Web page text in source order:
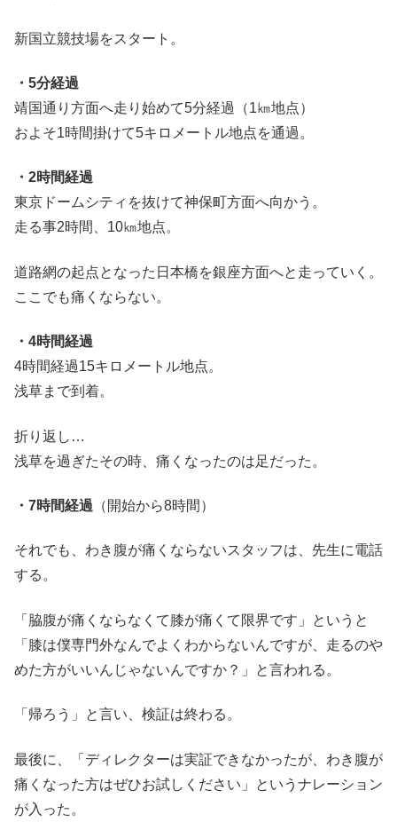
新国立競技場をスタート。
・5分経過
靖国通り方面へ走り始めて5分経過（1㎞地点）
およそ1時間掛けて5キロメートル地点を通過。
・2時間経過
東京ドームシティを抜けて神保町方面へ向かう。
走る事2時間、10㎞地点。
道路網の起点となった日本橋を銀座方面へと走っていく。
ここでも痛くならない。
・4時間経過
4時間経過15キロメートル地点。
浅草まで到着。
折り返し…
浅草を過ぎたその時、痛くなったのは足だった。
・7時間経過 （開始から8時間）
それでも、わき腹が痛くならないスタッフは、先生に電話
する。
「脇腹が痛くならなくて膝が痛くて限界です」というと
「膝は僕専門外なんでよくわからないんですが、走るのや
めた方がいいんじゃないんですか？」と言われる。
「帰ろう」と言い、検証は終わる。
最後に、「ディレクターは実証できなかったが、わき腹が
痛くなった方はぜひお試しください」というナレーション
が入った。